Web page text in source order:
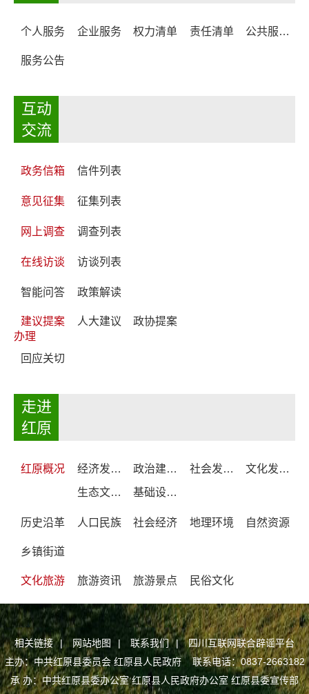
个人服务 企业服务 权力清单 责任清单 公共服务事项清单
服务公告
互动
交流
政务信箱 信件列表
意见征集 征集列表
网上调查 调查列表
在线访谈 访谈列表
智能问答 政策解读
建议提案
办理
人大建议 政协提案
回应关切
走进
红原
红原概况 经济发展情况 政治建设情况 社会发展情况
文化发展情况
生态文明建设情况
基础设施发展情况
历史沿革 人口民族 社会经济 地理环境 自然资源
乡镇街道
文化旅游 旅游资讯 旅游景点 民俗文化
相关链接 | 网站地图 | 联系我们 |
四川互联网联合辟谣平台
主办：中共红原县委员会 红原县人民政府 联系电话：0837-2663182
承 办：中共红原县委办公室 红原县人民政府办公室 红原县委宣传部